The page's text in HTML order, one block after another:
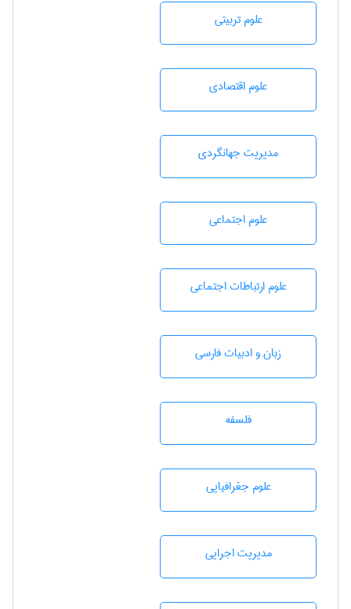
علوم تربيتی
علوم اقتصادی
مديريت جهانگردی
علوم اجتماعی
علوم ارتباطات اجتماعی
زبان و ادبيات فارسی
فلسفه
علوم جغرافيايی
مديريت اجرايی